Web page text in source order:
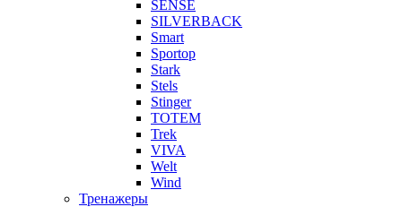
SENSE
SILVERBACK
Smart
Sportop
Stark
Stels
Stinger
TOTEM
Trek
VIVA
Welt
Wind
Тренажеры